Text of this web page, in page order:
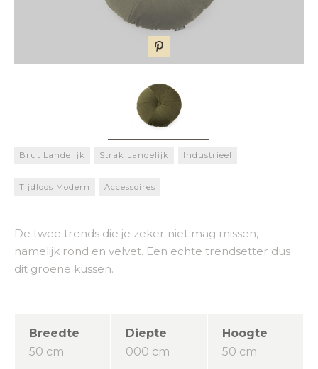
Brut Landelijk Strak Landelijk Industrieel
Tijdloos Modern Accessoires
De twee trends die je zeker niet mag missen,
namelijk rond en velvet. Een echte trendsetter dus
dit groene kussen.
Breedte
50 cm
Diepte
000 cm
Hoogte
50 cm